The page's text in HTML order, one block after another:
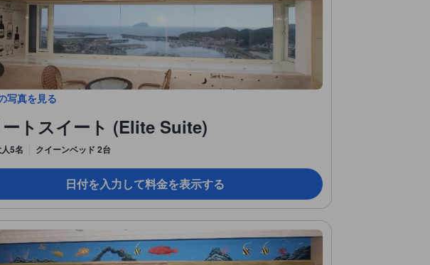
写真を見る
トスイート (Elite Suite)
5名 クイーンベッド 2台
日付を入力して料金を表示する